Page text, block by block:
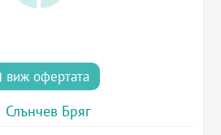
виж офертата
Слънчев Бряг